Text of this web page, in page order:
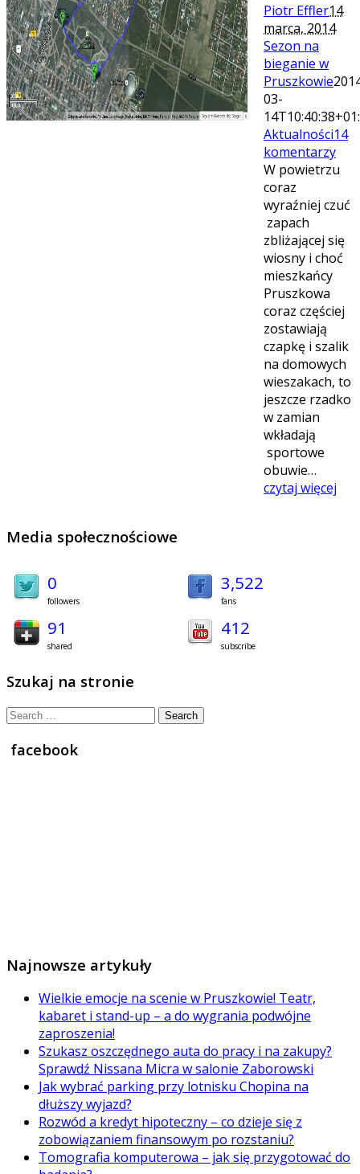
Piotr Effler14
marca, 2014
Sezon na
bieganie w
Pruszkowie
03-
Aktualności14
komentarzy
W powietrzu
coraz
wyraźniej czuć
zapach
zbliżającej się
wiosny i choć
mieszkańcy
Pruszkowa
coraz częściej
zostawiają
czapkę i szalik
na domowych
wieszakach, to
jeszcze rzadko
w zamian
wkładają
sportowe
obuwie…
czytaj więcej
Media społecznościowe
0
followers
3,522
fans
91
shared
412
subscribe
Szukaj na stronie
Search
facebook
Najnowsze artykuły
Wielkie emocje na scenie w Pruszkowie! Teatr,
kabaret i stand-up – a do wygrania podwójne
zaproszenia!
Szukasz oszczędnego auta do pracy i na zakupy?
Sprawdź Nissana Micra w salonie Zaborowski
Jak wybrać parking przy lotnisku Chopina na
dłuższy wyjazd?
Rozwód a kredyt hipoteczny – co dzieje się z
zobowiązaniem finansowym po rozstaniu?
Tomografia komputerowa – jak się przygotować do